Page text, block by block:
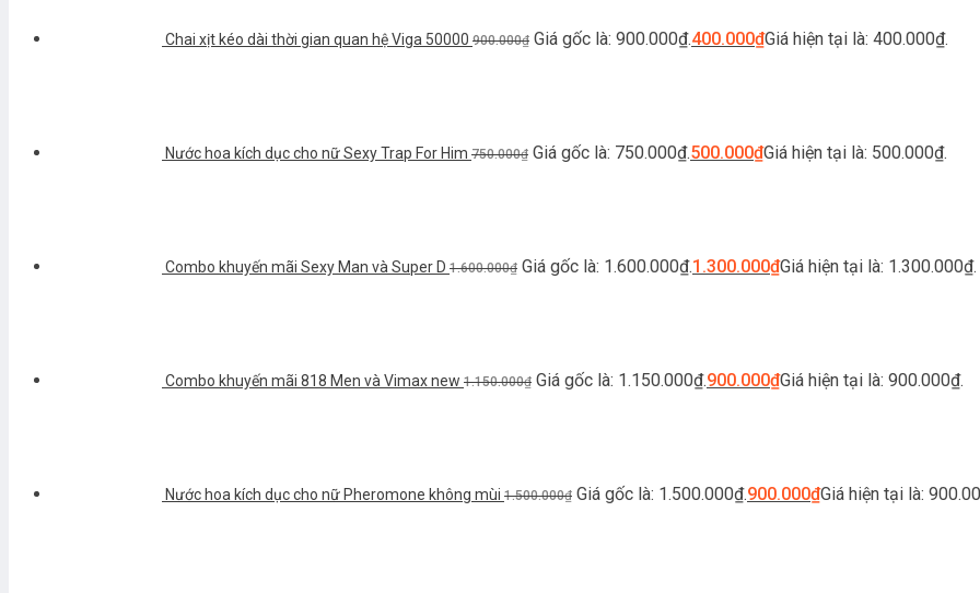
Chai xịt kéo dài thời gian quan hệ Viga 50000 900.000₫ Giá gốc là: 900.000₫.400.000₫Giá hiện tại là: 400.000₫.
Nước hoa kích dục cho nữ Sexy Trap For Him 750.000₫ Giá gốc là: 750.000₫.500.000₫Giá hiện tại là: 500.000₫.
Combo khuyến mãi Sexy Man và Super D 1.600.000₫ Giá gốc là: 1.600.000₫.1.300.000₫Giá hiện tại là: 1.300.000₫.
Combo khuyến mãi 818 Men và Vimax new 1.150.000₫ Giá gốc là: 1.150.000₫.900.000₫Giá hiện tại là: 900.000₫.
Nước hoa kích dục cho nữ Pheromone không mùi 1.500.000₫ Giá gốc là: 1.500.000₫.900.000₫Giá hiện tại là: